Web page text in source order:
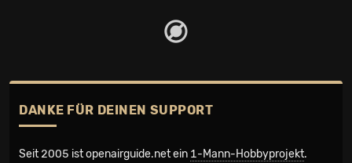
DANKE FÜR DEINEN SUPPORT
Seit 2005 ist openairguide.net ein 1-Mann-Hobbyprojekt.